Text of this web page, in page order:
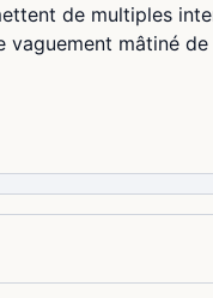
de multiples
mâtiné